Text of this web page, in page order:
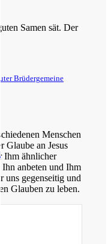
Samen sät. Der
Brüdergemeine
Menschen
Glaube an Jesus
Ihm ähnlicher
Ihn anbeten und Ihm
uns gegenseitig und
Glauben zu leben.